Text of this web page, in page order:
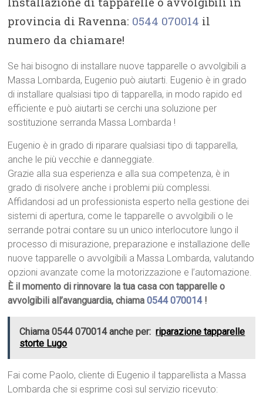
provincia di Ravenna: 0544 070014 il
numero da chiamare!
Se hai bisogno di installare nuove tapparelle o avvolgibili a
Massa Lombarda, Eugenio può aiutarti. Eugenio è in grado
di installare qualsiasi tipo di tapparella, in modo rapido ed
efficiente e può aiutarti se cerchi una soluzione per
sostituzione serranda Massa Lombarda !
Eugenio è in grado di riparare qualsiasi tipo di tapparella,
anche le più vecchie e danneggiate.
Grazie alla sua esperienza e alla sua competenza, è in
grado di risolvere anche i problemi più complessi.
Affidandosi ad un professionista esperto nella gestione dei
sistemi di apertura, come le tapparelle o avvolgibili o le
serrande potrai contare su un unico interlocutore lungo il
processo di misurazione, preparazione e installazione delle
nuove tapparelle o avvolgibili a Massa Lombarda, valutando
opzioni avanzate come la motorizzazione e l’automazione.
È il momento di rinnovare la tua casa con tapparelle o
avvolgibili all’avanguardia, chiama0544 070014!
Chiama 0544 070014 anche per: riparazione tapparelle
storte Lugo
Fai come Paolo, cliente di Eugenio il tapparellista a Massa
Lombarda che si esprime così sul servizio ricevuto: